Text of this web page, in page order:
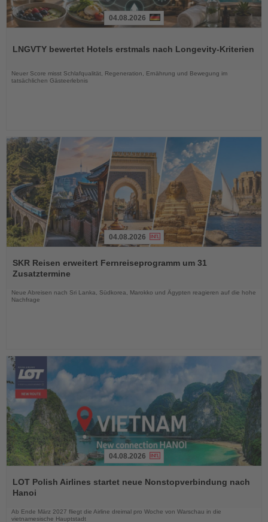
die
04.08.2026
LNGVTY bewertet Hotels erstmals nach Longevity-Kriterien
Neuer Score misst Schlafqualität, Regeneration, Ernährung und Bewegung im
tatsächlichen Gästeerlebnis
Sie
die
04.08.2026
SKR Reisen erweitert Fernreiseprogramm um 31
Zusatztermine
Neue Abreisen nach Sri Lanka, Südkorea, Marokko und Ägypten reagieren auf die hohe
Nachfrage
Sie
die
04.08.2026
LOT Polish Airlines startet neue Nonstopverbindung nach
Hanoi
Ab Ende März 2027 fliegt die Airline dreimal pro Woche von Warschau in die
vietnamesische Hauptstadt